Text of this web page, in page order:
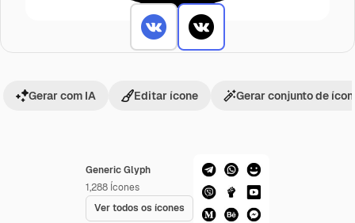
Generic Glyph
1,288 Ícones
Ver todos os ícones
Gerar com IA Editar ícone Gerar conjunto de